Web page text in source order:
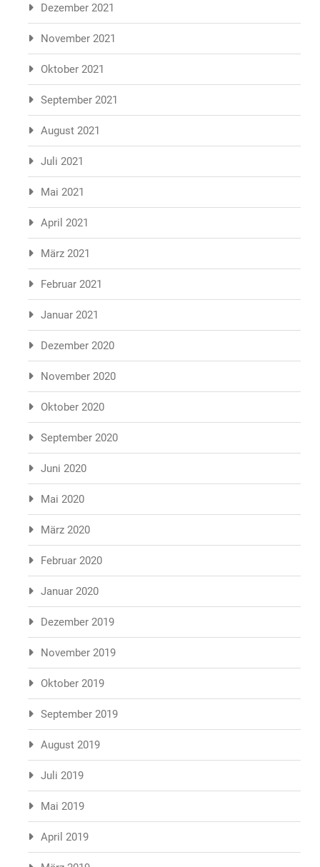
Dezember 2021
November 2021
Oktober 2021
September 2021
August 2021
Juli 2021
Mai 2021
April 2021
März 2021
Februar 2021
Januar 2021
Dezember 2020
November 2020
Oktober 2020
September 2020
Juni 2020
Mai 2020
März 2020
Februar 2020
Januar 2020
Dezember 2019
November 2019
Oktober 2019
September 2019
August 2019
Juli 2019
Mai 2019
April 2019